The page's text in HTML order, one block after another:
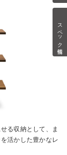
スペック情報
る収納として、ま
活かした豊かなレ